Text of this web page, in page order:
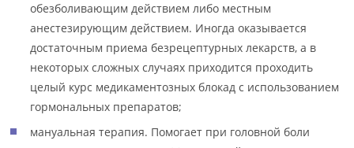
обезболивающим действием либо местным
анестезирующим действием. Иногда оказывается
достаточным приема безрецептурных лекарств, а в
некоторых сложных случаях приходится проходить
целый курс медикаментозных блокад с использованием
гормональных препаратов;
мануальная терапия. Помогает при головной боли